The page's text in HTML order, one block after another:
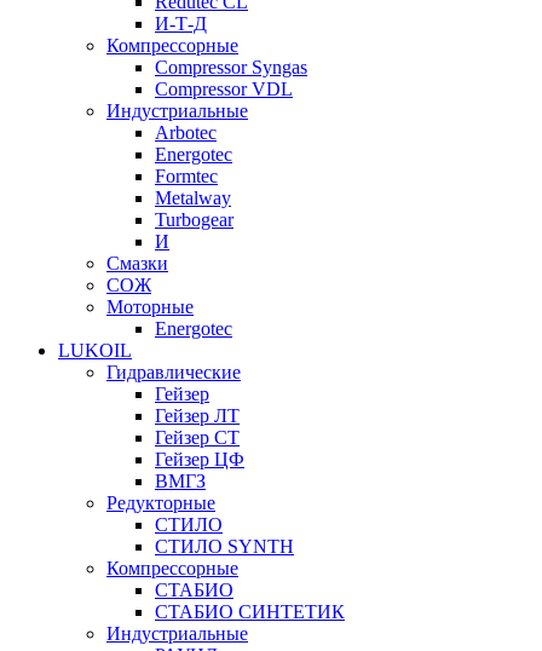
И-Т-Д
Компрессорные
Compressor Syngas
Compressor VDL
Индустриальные
Arbotec
Energotec
Formtec
Metalway
Turbogear
И
Смазки
СОЖ
Моторные
Energotec
LUKOIL
Гидравлические
Гейзер
Гейзер ЛТ
Гейзер СТ
Гейзер ЦФ
ВМГЗ
Редукторные
СТИЛО
СТИЛО SYNTH
Компрессорные
СТАБИО
СТАБИО СИНТЕТИК
Индустриальные